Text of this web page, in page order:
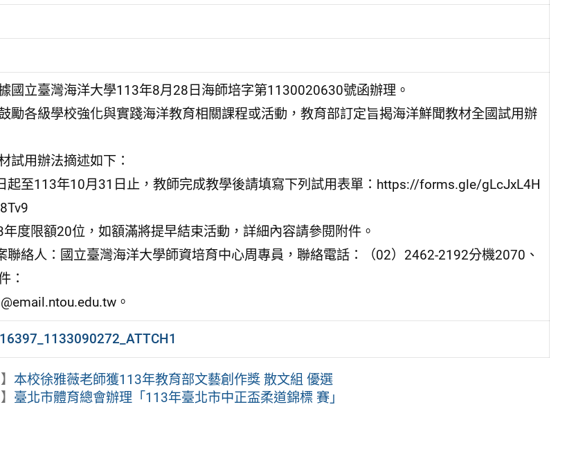
國立臺灣海洋大學113年8月28日海師培字第1130020630號函辦理。
勵各級學校強化與實踐海洋教育相關課程或活動，教育部訂定旨揭海洋鮮聞教材全國試用辦
試用辦法摘述如下：
起至113年10月31日止，教師完成教學後請填寫下列試用表單：https://forms.gle/gLcJxL4H
度限額20位，如額滿將提早結束活動，詳細內容請參閱附件。
聯絡人：國立臺灣海洋大學師資培育中心周專員，聯絡電話：（02）2462-2192分機2070、
：
。
本校徐雅薇老師獲113年教育部文藝創作獎 散文組 優選
臺北市體育總會辦理「113年臺北市中正盃柔道錦標 賽」